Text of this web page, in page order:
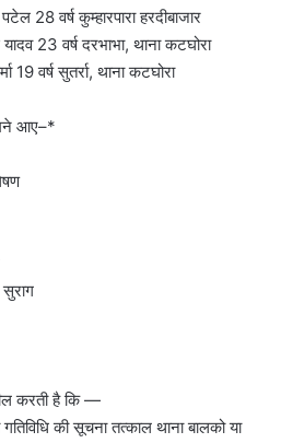
28 वर्ष कुम्हारपारा हरदीबाजार
23 वर्ष दरभाभा, थाना कटघोरा
19 वर्ष सुतर्रा, थाना कटघोरा
आए–*
करती है कि —
की सूचना तत्काल थाना बालको या